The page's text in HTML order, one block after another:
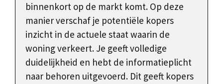
binnenkort op de markt komt. Op deze
manier verschaf je potentiële kopers
inzicht in de actuele staat waarin de
woning verkeert. Je geeft volledige
duidelijkheid en hebt de informatieplicht
naar behoren uitgevoerd. Dit geeft kopers